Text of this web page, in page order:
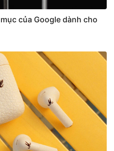
của Google dành cho